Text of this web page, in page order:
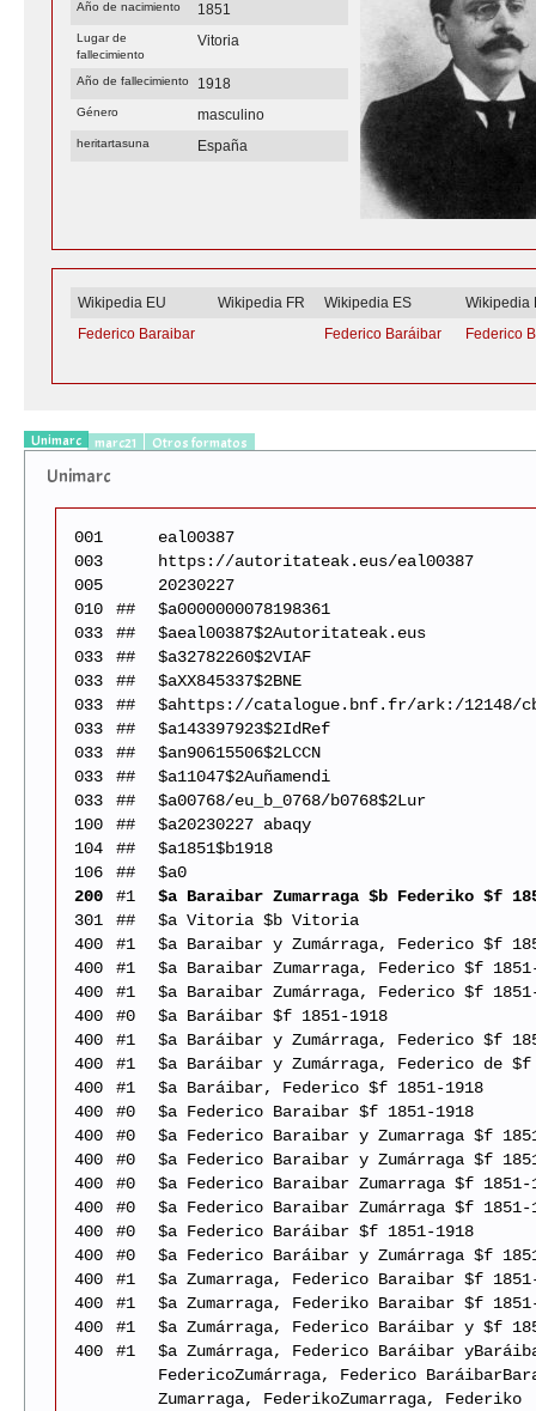
Año de nacimiento 1851
Lugar de
fallecimiento
Vitoria
Año de fallecimiento 1918
Género masculino
heritartasuna España
Wikipedia EU Wikipedia FR Wikipedia ES
Wikipedia
Federico Baraibar
Federico Baráibar Federico
Unimarc marc21 Otros formatos
Unimarc
001
eal00387
003
https://autoritateak.eus/eal00387
005
20230227
010
##
$a0000000078198361
033
##
$aeal00387$2Autoritateak.eus
033
##
$a32782260$2VIAF
033
##
$aXX845337$2BNE
033
##
$ahttps://catalogue.bnf.fr/ark:/12148/
033
##
$a143397923$2IdRef
033
##
$an90615506$2LCCN
033
##
$a11047$2Auñamendi
033
##
$a00768/eu_b_0768/b0768$2Lur
100
##
$a20230227 abaqy
104
##
$a1851$b1918
106
##
$a0
200
#1
$a Baraibar Zumarraga $b Federiko $f
301
##
$a Vitoria $b Vitoria
400
#1
$a Baraibar y Zumárraga, Federico $f
400
#1
$a Baraibar Zumarraga, Federico $f
400
#1
$a Baraibar Zumárraga, Federico $f
400
#0
$a Baráibar $f 1851-1918
400
#1
$a Baráibar y Zumárraga, Federico $f
400
#1
$a Baráibar y Zumárraga, Federico de $f
400
#1
$a Baráibar, Federico $f 1851-1918
400
#0
$a Federico Baraibar $f 1851-1918
400
#0
$a Federico Baraibar y Zumarraga $f
400
#0
$a Federico Baraibar y Zumárraga $f
400
#0
$a Federico Baraibar Zumarraga $f 1851-
400
#0
$a Federico Baraibar Zumárraga $f 1851-
400
#0
$a Federico Baráibar $f 1851-1918
400
#0
$a Federico Baráibar y Zumárraga $f
400
#1
$a Zumarraga, Federico Baraibar $f
400
#1
$a Zumarraga, Federiko Baraibar $f
400
#1
$a Zumárraga, Federico Baráibar y $f
400
#1
$a Zumárraga, Federico Baráibar
FedericoZumárraga, Federico
Zumarraga, FederikoZumarraga, Federiko